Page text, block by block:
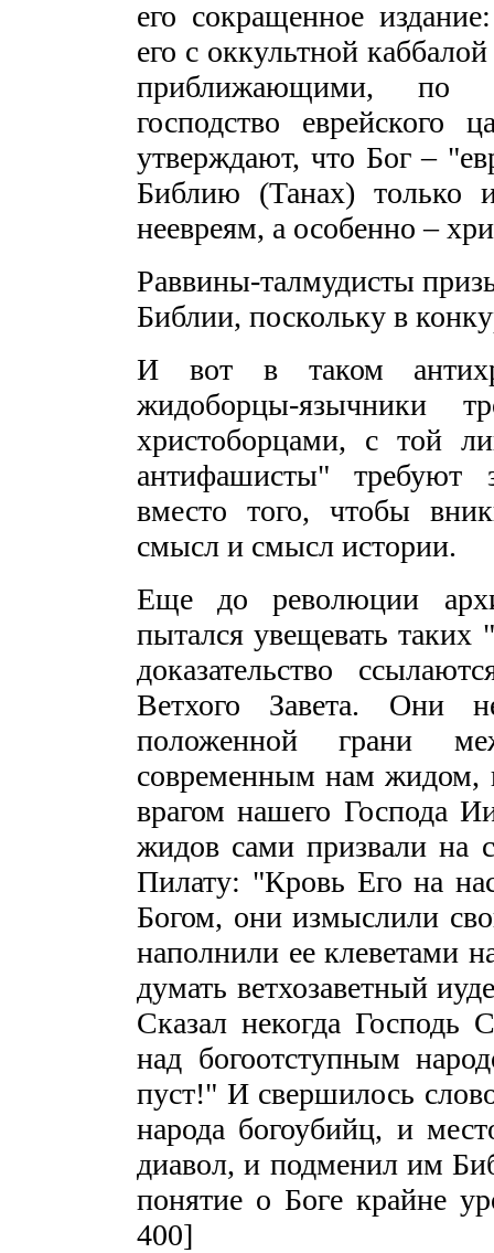
его сокращенное
его с оккультной
приближающими, по
господство еврейского
утверждают, что Бог –
Библию (Танах) только
неевреям, а особенно –
Раввины-талмудисты
Библии, поскольку в
И вот в таком
жидоборцы-язычники
христоборцами, с той
антифашисты" требуют
вместо того, чтобы
смысл и смысл истории.
Еще до революции
пытался увещевать таких
доказательство
Ветхого Завета. Они
положенной грани
современным нам жидом,
врагом нашего Господа
жидов сами призвали на
Пилату: "Кровь Его на
Богом, они измыслили
наполнили ее клеветами
думать ветхозаветный
Сказал некогда Господь
над богоотступным
пуст!" И свершилось
народа богоубийц, и
диавол, и подменил им
понятие о Боге крайне
400]